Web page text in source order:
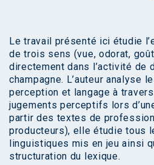
Le travail présenté ici étudie
de trois sens (vue, odorat,
directement dans l’activité de
champagne. L’auteur analyse
perception et langage à
jugements perceptifs lors
partir des textes de
producteurs), elle étudie tous
linguistiques mis en jeu ainsi
structuration du lexique.